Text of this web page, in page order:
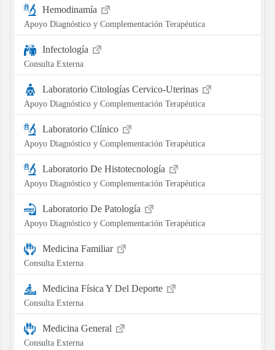
Hemodinamía
Apoyo Diagnóstico y Complementación Terapéutica
Infectología
Consulta Externa
Laboratorio Citologías Cervico-Uterinas
Apoyo Diagnóstico y Complementación Terapéutica
Laboratorio Clínico
Apoyo Diagnóstico y Complementación Terapéutica
Laboratorio De Histotecnología
Apoyo Diagnóstico y Complementación Terapéutica
Laboratorio De Patología
Apoyo Diagnóstico y Complementación Terapéutica
Medicina Familiar
Consulta Externa
Medicina Física Y Del Deporte
Consulta Externa
Medicina General
Consulta Externa